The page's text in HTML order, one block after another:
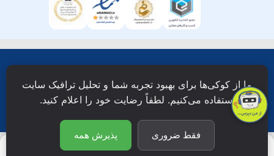
دانش نویان محفوظ است.
ما از کوکی‌ها برای بهبود تجربه شما و تحلیل ترافیک سایت
استفاده می‌کنیم. لطفاً رضایت خود را اعلام کنید.
فقط ضروری پذیرش همه